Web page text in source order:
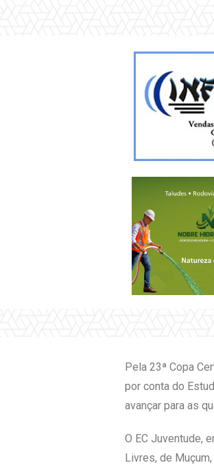
Pela 23ª Copa
por conta do
avançar para as
O EC Juventude,
Livres, de Muçum,